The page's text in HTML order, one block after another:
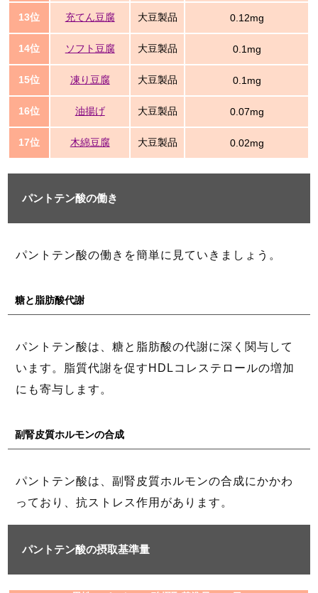
13位 充てん豆腐 大豆製品 0.12mg
14位 ソフト豆腐 大豆製品 0.1mg
15位 凍り豆腐 大豆製品 0.1mg
16位 油揚げ 大豆製品 0.07mg
17位 木綿豆腐 大豆製品 0.02mg
パントテン酸の働き
パントテン酸の働きを簡単に見ていきましょう。
糖と脂肪酸代謝
パントテン酸は、糖と脂肪酸の代謝に深く関与して
います。脂質代謝を促すHDLコレステロールの増加
にも寄与します。
副腎皮質ホルモンの合成
パントテン酸は、副腎皮質ホルモンの合成にかかわ
っており、抗ストレス作用があります。
パントテン酸の摂取基準量